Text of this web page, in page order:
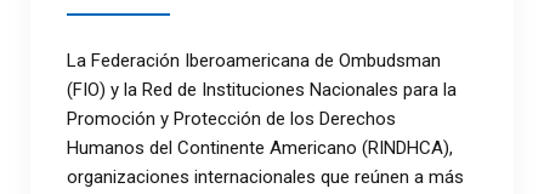
La Federación Iberoamericana de Ombudsman
(FIO) y la Red de Instituciones Nacionales para la
Promoción y Protección de los Derechos
Humanos del Continente Americano (RINDHCA),
organizaciones internacionales que reúnen a más